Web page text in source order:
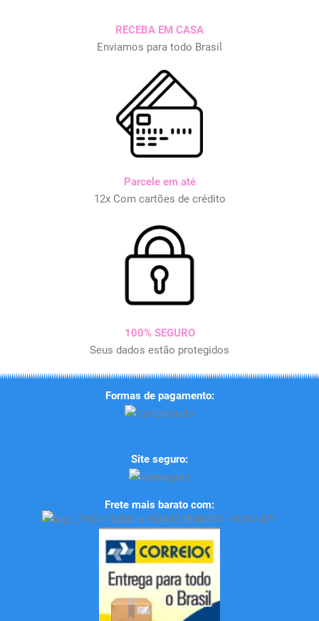
RECEBA EM CASA
Enviamos para todo Brasil
Parcele em até
12x Com cartões de crédito
100% SEGURO
Seus dados estão protegidos
Formas de pagamento:
Site seguro:
Frete mais barato com: